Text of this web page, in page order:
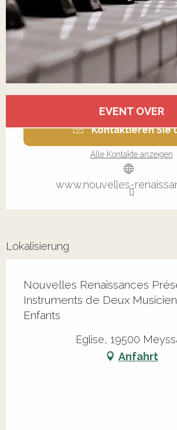
EVENT OVER
Kontaktieren Sie
Alle Kontakte anzeigen
www.nouvelles-
Lokalisierung
Nouvelles Renaissances
Instruments de Deux
Enfants
Eglise, 19500
Anfahrt